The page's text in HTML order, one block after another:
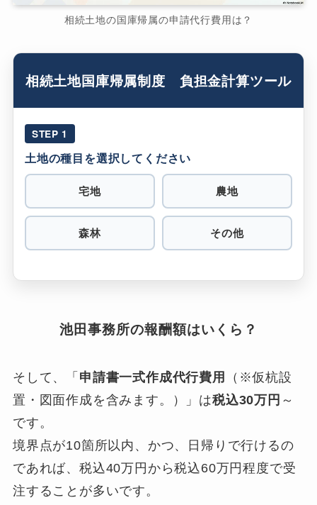
相続土地の国庫帰属の申請代行費用は？
相続土地国庫帰属制度 負担金計算ツール
STEP 1
土地の種目を選択してください
宅地 農地
森林 その他
池田事務所の報酬額はいくら？
そして、「 申請書一式作成代行費用
（※仮杭設
置・図面作成を含みます。）」は税込30万円 ～
です。
境界点が10箇所以内、かつ、日帰りで行けるの
であれば、税込40万円から税込60万円程度で受
注することが多いです。